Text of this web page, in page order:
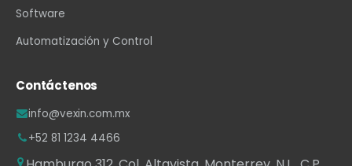
Software
Automatización y Control
Contáctenos
info@vexin.com.mx
+52 81 1234 4466